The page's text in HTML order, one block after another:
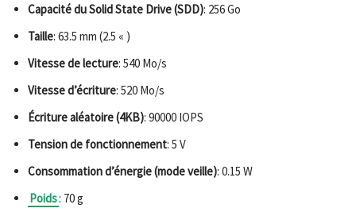
Capacité du Solid State Drive (SDD): 256 Go
Taille: 63.5 mm (2.5 « )
Vitesse de lecture: 540 Mo/s
Vitesse d’écriture: 520 Mo/s
Écriture aléatoire (4KB): 90000 IOPS
Tension de fonctionnement: 5 V
Consommation d’énergie (mode veille): 0.15 W
Poids: 70 g